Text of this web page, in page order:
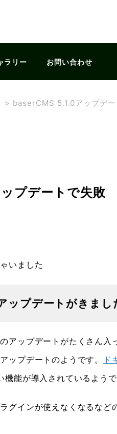
ラリー お問い合わせ
> baserCMS 5.1.0アップデー
プデートで失敗
いました
ップデートがきまし
アップデートがたくさん入
ップデートのようです。 ド
能が導入されているようで
グインが使えなくなるなど